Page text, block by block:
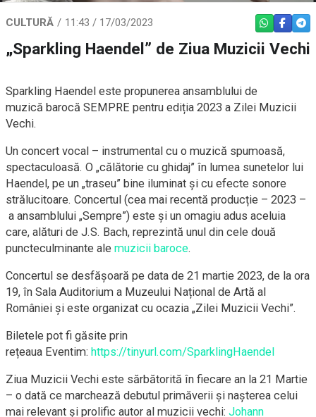
CULTURĂ 11:43 / 17/03/2023 WHATSAPP
„Sparkling Haendel” de Ziua Muzicii Vechi
​Sparkling Haendel este propunerea ansamblului de
muzică barocă SEMPRE pentru ediția 2023 a Zilei Muzicii
Vechi.
​Un concert vocal – instrumental cu o muzică spumoasă,
spectaculoasă. O „călătorie cu ghidaj” în lumea sunetelor lui
Haendel, pe un „traseu” bine iluminat și cu efecte sonore
strălucitoare. Concertul (cea mai recentă producție – 2023 –
a ansamblului „Sempre”) este și un omagiu adus aceluia
care, alături de J.S. Bach, reprezintă unul din cele două
puncteculminante ale muzicii baroce.
​Concertul se desfășoară pe data de 21 martie 2023, de la ora
19, în Sala Auditorium a Muzeului Național de Artă al
României și este organizat cu ocazia „Zilei Muzicii Vechi”.
​Biletele pot fi găsite prin
rețeaua Eventim: https://tinyurl.com/SparklingHaendel
​Ziua Muzicii Vechi este sărbătorită în fiecare an la 21 Martie
– o dată ce marchează debutul primăverii și nașterea celui
mai relevant și prolific autor al muzicii vechi: Johann